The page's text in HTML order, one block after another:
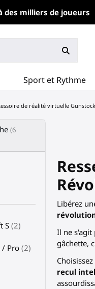
à des milliers de joueurs
Sport et Rythme
de réalité virtuelle
Libérez
Il ne s'agit
gâchette,
recul
(6
S (2)
/ Pro (2)